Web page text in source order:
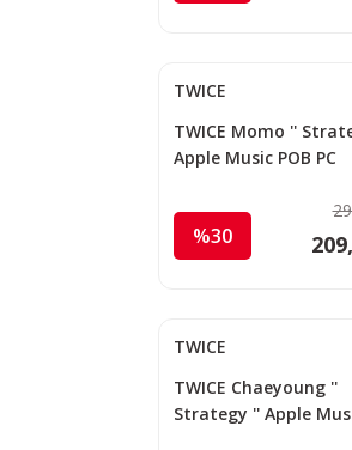
TWICE
TWICE Momo ''
Apple Music POB PC
%30
TWICE
TWICE Chaeyoung ''
Strategy '' Apple